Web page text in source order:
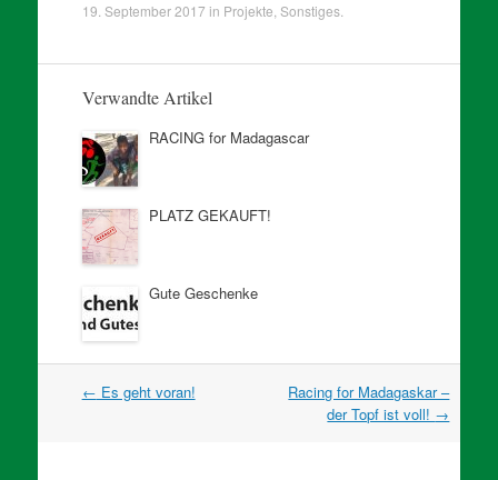
19. September 2017 in Projekte Sonstiges.
Verwandte Artikel
RACING for Madagascar
PLATZ GEKAUFT!
Gute Geschenke
Artikel
← Es geht voran!
Racing for Madagaskar –
der Topf ist voll! →